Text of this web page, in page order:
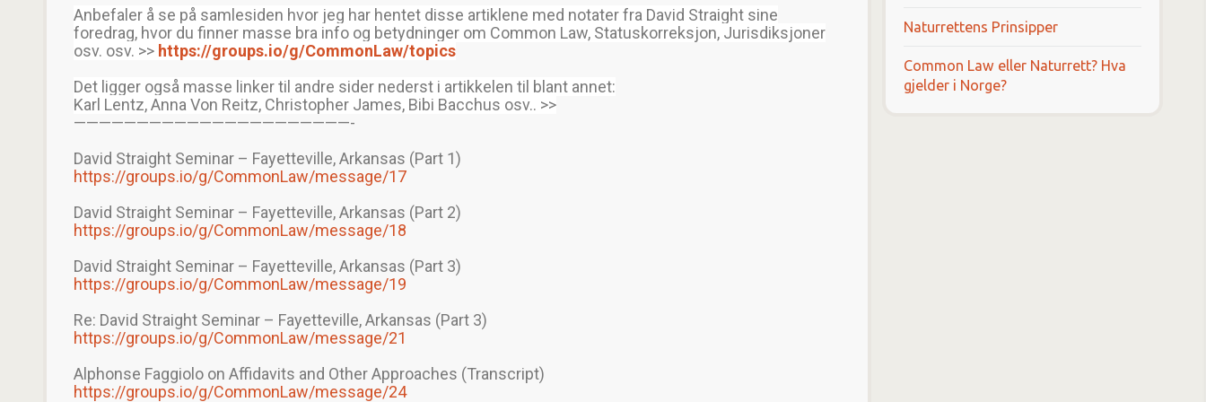
Naturrettens Prinsipper
Common Law eller Naturrett? Hva
gjelder i Norge?
Anbefaler å se på samlesiden hvor jeg har hentet disse artiklene med notater fra David Straight sine
foredrag, hvor du finner masse bra info og betydninger om Common Law, Statuskorreksjon, Jurisdiksjoner
osv. osv. >> https://groups.io/g/CommonLaw/topics
Det ligger også masse linker til andre sider nederst i artikkelen til blant annet:
Karl Lentz, Anna Von Reitz, Christopher James, Bibi Bacchus osv.. >>
——————————————————————-
David Straight Seminar – Fayetteville, Arkansas (Part 1)
https://groups.io/g/CommonLaw/message/17
David Straight Seminar – Fayetteville, Arkansas (Part 2)
https://groups.io/g/CommonLaw/message/18
David Straight Seminar – Fayetteville, Arkansas (Part 3)
https://groups.io/g/CommonLaw/message/19
Re: David Straight Seminar – Fayetteville, Arkansas (Part 3)
https://groups.io/g/CommonLaw/message/21
Alphonse Faggiolo on Affidavits and Other Approaches (Transcript)
https://groups.io/g/CommonLaw/message/24